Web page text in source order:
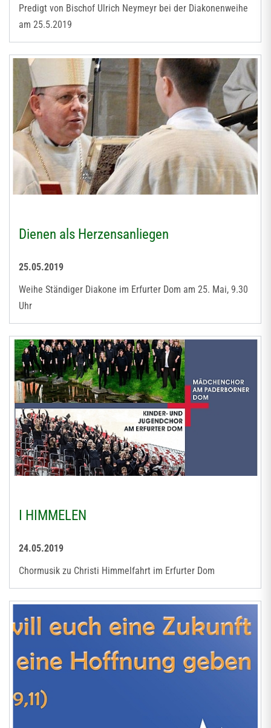
Predigt von Bischof Ulrich Neymeyr bei der Diakonenweihe
am 25.5.2019
Dienen als Herzensanliegen
25.05.2019
Weihe Ständiger Diakone im Erfurter Dom am 25. Mai, 9.30
Uhr
I HIMMELEN
24.05.2019
Chormusik zu Christi Himmelfahrt im Erfurter Dom